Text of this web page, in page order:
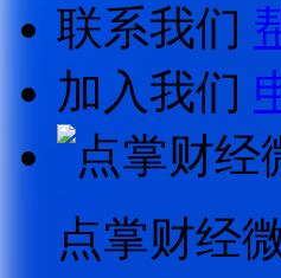
联系我们
加入我们
点掌财经